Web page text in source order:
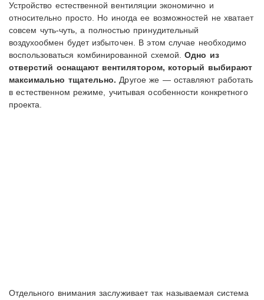
Устройство естественной вентиляции экономично и
относительно просто. Но иногда ее возможностей не хватает
совсем чуть-чуть, а полностью принудительный
воздухообмен будет избыточен. В этом случае необходимо
воспользоваться комбинированной схемой.Одно из
отверстий оснащают вентилятором, который выбирают
максимально тщательно. Другое же — оставляют работать
в естественном режиме, учитывая особенности конкретного
проекта.
Отдельного внимания заслуживает так называемая система